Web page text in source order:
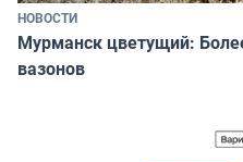
НОВОСТИ
Мурманск цветущий:
вазонов